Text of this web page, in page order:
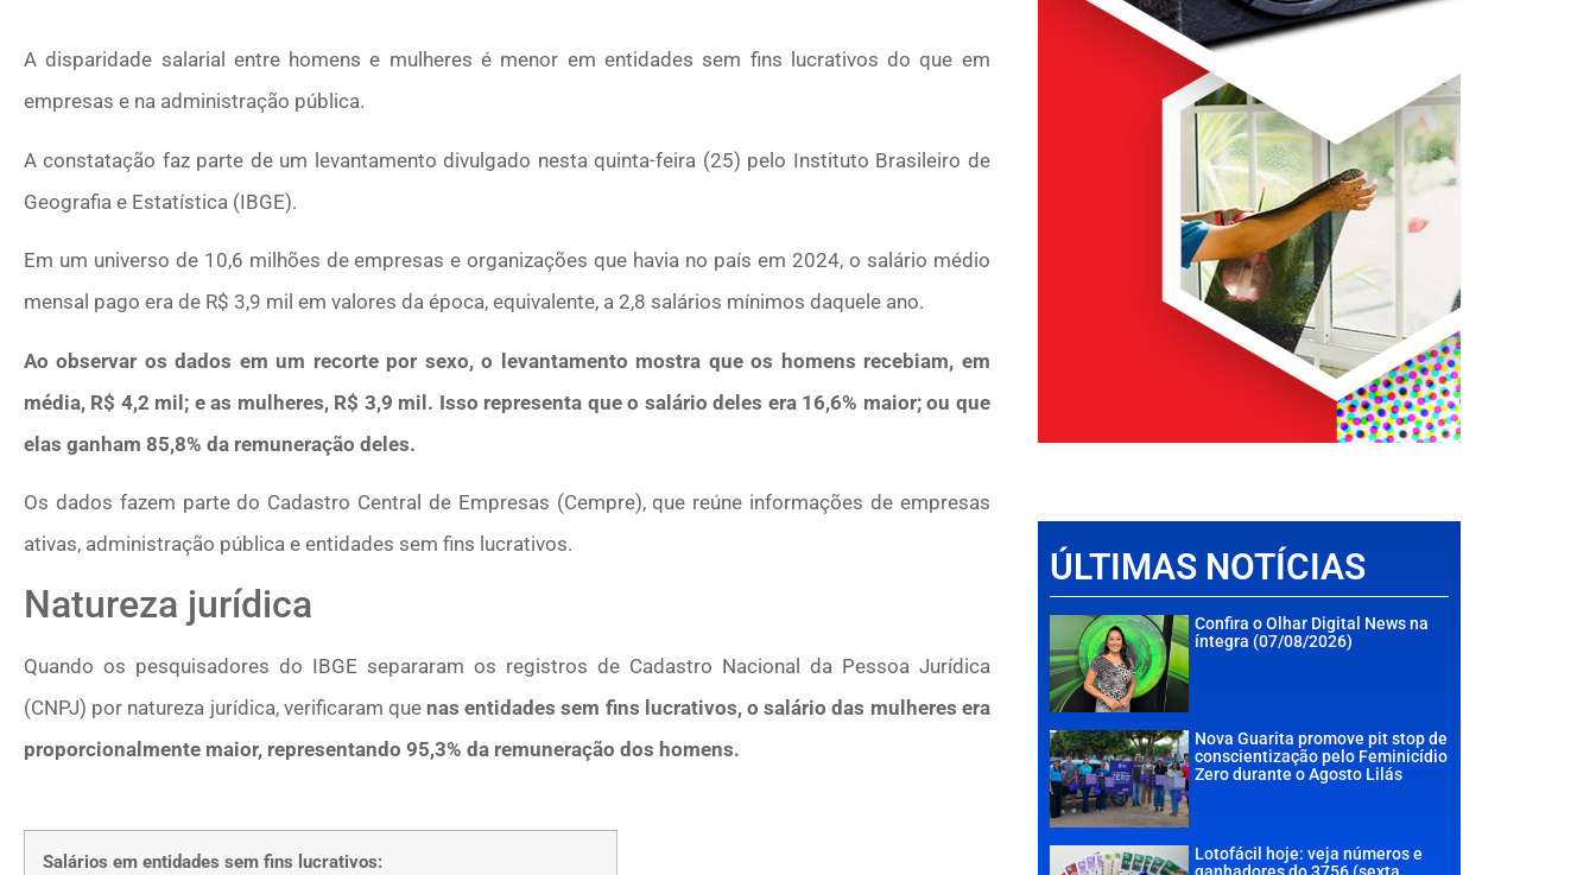
A disparidade salarial entre homens e mulheres é menor em entidades sem fins lucrativos do que em
empresas e na administração pública.
A constatação faz parte de um levantamento divulgado nesta quinta-feira (25) pelo Instituto Brasileiro de
Geografia e Estatística (IBGE).
Em um universo de 10,6 milhões de empresas e organizações que havia no país em 2024, o salário médio
mensal pago era de R$ 3,9 mil em valores da época, equivalente, a 2,8 salários mínimos daquele ano.
Ao observar os dados em um recorte por sexo, o levantamento mostra que os homens recebiam, em
média, R$ 4,2 mil; e as mulheres, R$ 3,9 mil. Isso representa que o salário deles era 16,6% maior; ou que
elas ganham 85,8% da remuneração deles.
Os dados fazem parte do Cadastro Central de Empresas (Cempre), que reúne informações de empresas
ativas, administração pública e entidades sem fins lucrativos.
Natureza jurídica
Quando os pesquisadores do IBGE separaram os registros de Cadastro Nacional da Pessoa Jurídica
(CNPJ) por natureza jurídica, verificaram que nas entidades sem fins lucrativos, o salário das mulheres era
proporcionalmente maior, representando 95,3% da remuneração dos homens.
Salários em entidades sem fins lucrativos:
ÚLTIMAS NOTÍCIAS
Confira o Olhar Digital News na
íntegra (07/08/2026)
Nova Guarita promove pit stop de
conscientização pelo Feminicídio
Zero durante o Agosto Lilás
Lotofácil hoje: veja números e